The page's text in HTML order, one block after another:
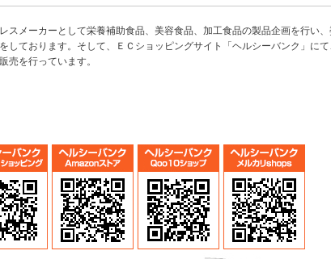
スメーカーとして栄養補助食品、美容食品、加工食品の製品企画を行い
しております。そして、ＥＣショッピングサイト「ヘルシーバンク」に
売を行っています。